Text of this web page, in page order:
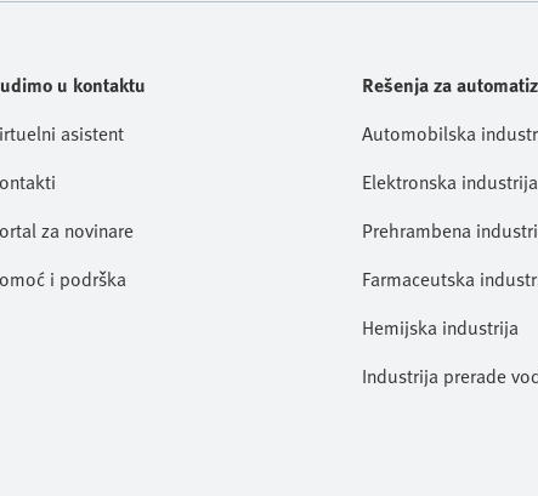
u kontaktu
asistent
za novinare
i podrška
Rešenja za
Automobilska
Elektronska industrija
Prehrambena
Farmaceutska
Hemijska industrija
Industrija prerade